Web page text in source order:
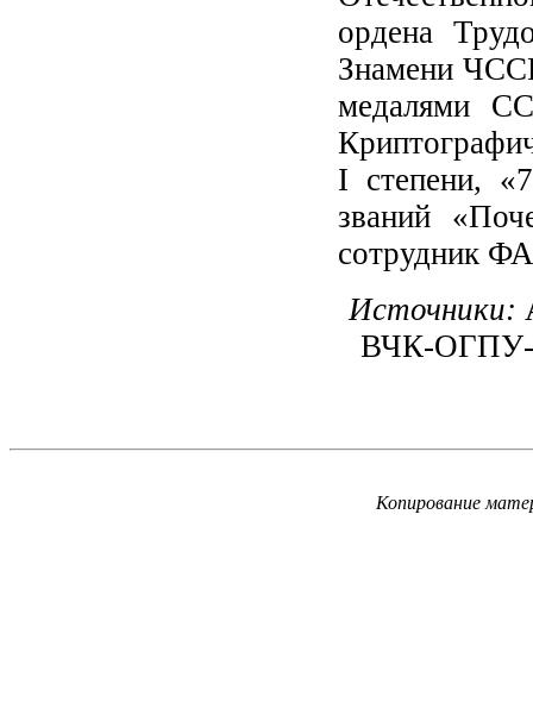
ордена
Знамени
медалями
I степени,
званий
сотрудник
Источники:
ВЧК-ОГПУ-
Копирование